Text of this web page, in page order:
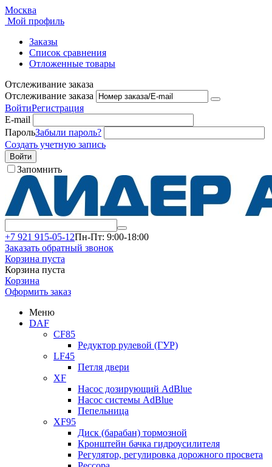
Москва
Мой профиль
Заказы
Список сравнения
Отложенные товары
Отслеживание заказа
Отслеживание заказа
ВойтиРегистрация
E-mail
ПарольЗабыли пароль?
Создать учетную запись
Войти
Запомнить
+7 921 915-05-12Пн-Пт: 9:00-18:00
Заказать обратный звонок
Корзина пуста
Корзина пуста
Корзина
Оформить заказ
Меню
DAF
CF85
Редуктор рулевой (ГУР)
LF45
Петля двери
XF
Насос дозирующий AdBlue
Насос системы AdBlue
Пепельница
XF95
Диск (барабан) тормозной
Кронштейн бачка гидроусилителя
Регулятор, регулировка дорожного просвета